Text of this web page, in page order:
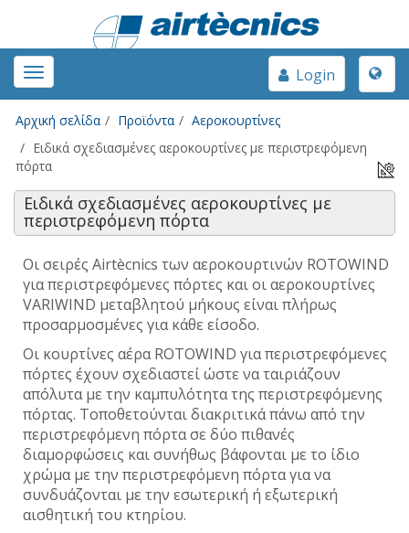
Toggle
navigation
Toggle
Login
Αρχική σελίδα Προϊόντα
Αεροκουρτίνες
Ειδικά σχεδιασμένες αεροκουρτίνες με περιστρεφόμενη
πόρτα
Ειδικά σχεδιασμένες αεροκουρτίνες με
περιστρεφόμενη πόρτα
Οι σειρές Airtècnics των αεροκουρτινών ROTOWIND
για περιστρεφόμενες πόρτες και οι αεροκουρτίνες
VARIWIND μεταβλητού μήκους είναι πλήρως
προσαρμοσμένες για κάθε είσοδο.
Οι κουρτίνες αέρα ROTOWIND για περιστρεφόμενες
πόρτες έχουν σχεδιαστεί ώστε να ταιριάζουν
απόλυτα με την καμπυλότητα της περιστρεφόμενης
πόρτας. Τοποθετούνται διακριτικά πάνω από την
περιστρεφόμενη πόρτα σε δύο πιθανές
διαμορφώσεις και συνήθως βάφονται με το ίδιο
χρώμα με την περιστρεφόμενη πόρτα για να
συνδυάζονται με την εσωτερική ή εξωτερική
αισθητική του κτηρίου.